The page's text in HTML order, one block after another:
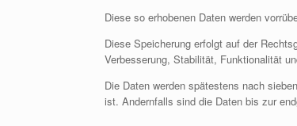
Diese so erhobenen Daten werden
Diese Speicherung erfolgt auf der
Verbesserung, Stabilität, Funktionalität
Die Daten werden spätestens nach
ist. Andernfalls sind die Daten bis zur